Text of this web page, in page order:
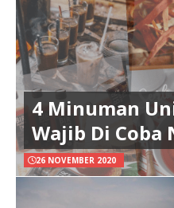
4 Minuman
Wajib Di Coba
26 NOVEMBER 2020